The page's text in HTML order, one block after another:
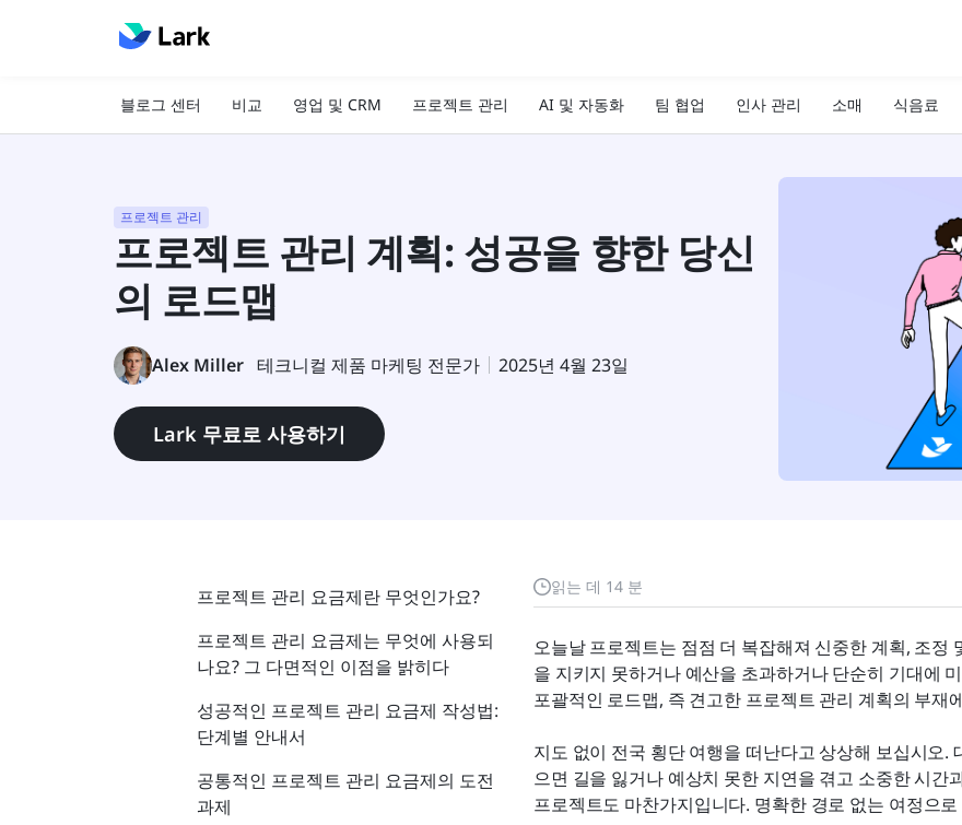
블로그 센터 비교 영업 및 CRM 프로젝트 관리 AI 및 자동화 팀 협업 인사 관리 소매 식음료
프로젝트 관리
프로젝트 관리 계획: 성공을 향한 당신
의 로드맵
Alex Miller 테크니컬 제품 마케팅 전문가 2025년 4월 23일
Lark 무료로 사용하기
읽는 데 14 분
오늘날 프로젝트는 점점 더 복잡해져 신중한 계획, 조
을 지키지 못하거나 예산을 초과하거나 단순히 기대에
포괄적인 로드맵, 즉 견고한 프로젝트 관리 계획의 부재
지도 없이 전국 횡단 여행을 떠난다고 상상해 보십시오.
으면 길을 잃거나 예상치 못한 지연을 겪고 소중한 시
프로젝트도 마찬가지입니다. 명확한 경로 없는 여정으
프로젝트 관리 요금제란 무엇인가요?
프로젝트 관리 요금제는 무엇에 사용되
나요? 그 다면적인 이점을 밝히다
성공적인 프로젝트 관리 요금제 작성법:
단계별 안내서
공통적인 프로젝트 관리 요금제의 도전
과제